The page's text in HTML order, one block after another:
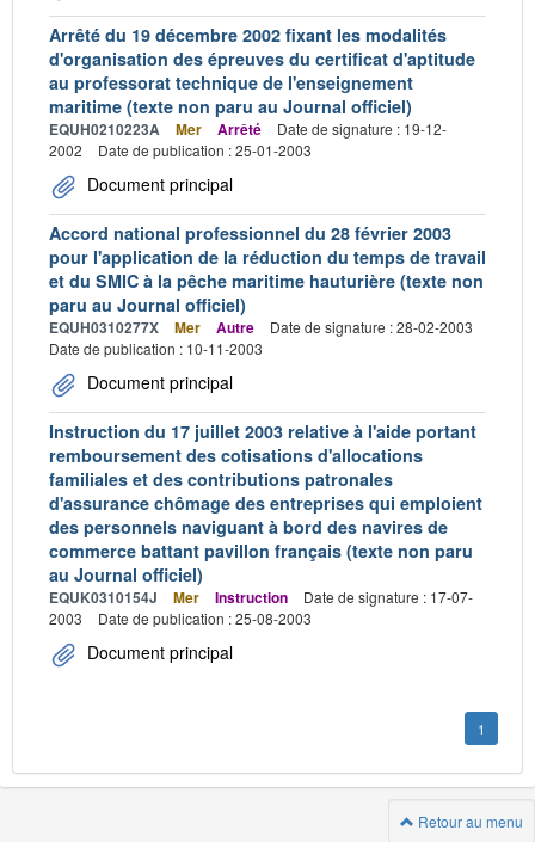
Arrêté du 19 décembre 2002 fixant les modalités
d'organisation des épreuves du certificat d'aptitude
au professorat technique de l'enseignement
maritime (texte non paru au Journal officiel)
EQUH0210223A Mer Arrêté
Date de signature : 19-12-
2002
Date de publication : 25-01-2003
Document principal
Accord national professionnel du 28 février 2003
pour l'application de la réduction du temps de travail
et du SMIC à la pêche maritime hauturière (texte non
paru au Journal officiel)
EQUH0310277X Mer Autre
Date de signature : 28-02-2003
Date de publication : 10-11-2003
Document principal
Instruction du 17 juillet 2003 relative à l'aide portant
remboursement des cotisations d'allocations
familiales et des contributions patronales
d'assurance chômage des entreprises qui emploient
des personnels naviguant à bord des navires de
commerce battant pavillon français (texte non paru
au Journal officiel)
EQUK0310154J Mer Instruction
Date de signature : 17-07-
2003
Date de publication : 25-08-2003
Document principal
1
Retour au menu